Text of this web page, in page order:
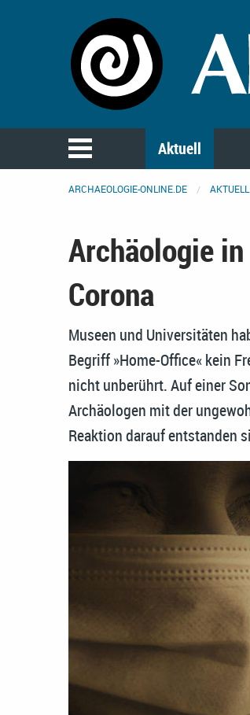
Aktuell
ARCHAEOLOGIE-ONLINE.DE AKTUELL
Archäologie
Corona
Museen und Universitäten
Begriff »Home-Office« kein
nicht unberührt. Auf einer
Archäologen mit der
Reaktion darauf entstanden